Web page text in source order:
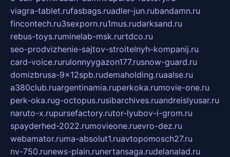
viagra-tablet.rufasbags.ruadler-jun.rubandamn.ru
fincontech.ru3sexporn.ru1mus.rudarksand.ru
rebus-toys.ruminelab-msk.rurtdco.ru
seo-prodvizhenie-sajtov-stroitelnyh-kompanij.ru
card-voice.rurulonnyygazon177.rusnow-guard.ru
domizbrusa-9x12spb.rudemaholding.ruaalse.ru
a380club.ruargentinamia.ruperkoka.rumovie-one.ru
perk-oka.rug-octopus.rusibarchives.ruandreislyusar.ru
naruto-x.rupursefactory.rutor-lyubov-i-grom.ru
spayderhed-2022.rumovieone.ruevro-dez.ru
webamator.ruma-absolut1.ruavtopomosch27.ru
nv-750.runews-plain.runertansaga.rudelanalad.ru